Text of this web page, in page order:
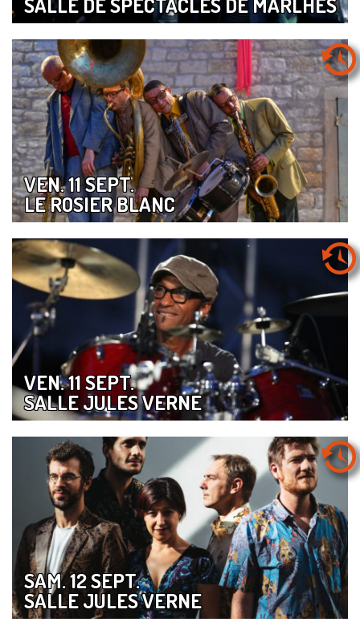
SALLE DE SPECTACLES DE MARLHES
VEN. 11 SEPT.
LE ROSIER BLANC
VEN. 11 SEPT.
SALLE JULES VERNE
SAM. 12 SEPT.
SALLE JULES VERNE